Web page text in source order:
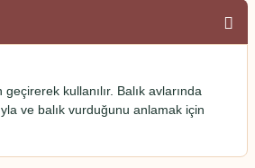
kullanılır. Balık avlarında
ve balık vurduğunu anlamak için